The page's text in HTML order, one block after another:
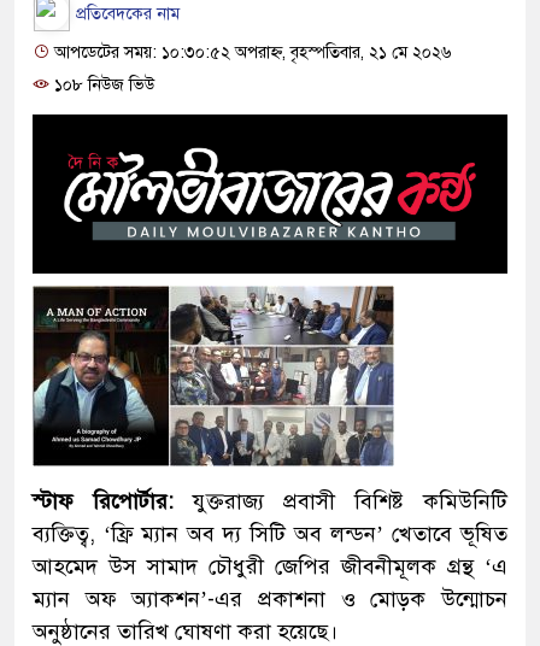
প্রতিবেদকের নাম
আপডেটের সময়: ১০:৩০:৫২ অপরাহ্ন, বৃহস্পতিবার, ২১ মে ২০২৬
১০৮ নিউজ ভিউ
স্টাফ রিপোর্টার: যুক্তরাজ্য প্রবাসী বিশিষ্ট কমিউনিটি
ব্যক্তিত্ব, ‘ফ্রি ম্যান অব দ্য সিটি অব লন্ডন’ খেতাবে ভূষিত
আহমেদ উস সামাদ চৌধুরী জেপির জীবনীমূলক গ্রন্থ ‘এ
ম্যান অফ অ্যাকশন’-এর প্রকাশনা ও মোড়ক উন্মোচন
অনুষ্ঠানের তারিখ ঘোষণা করা হয়েছে।